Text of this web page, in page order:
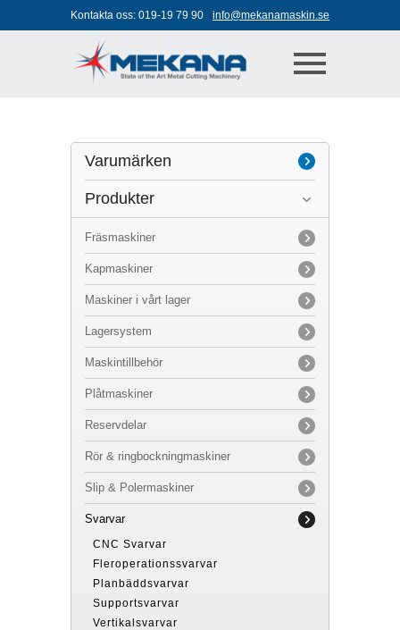
Jump to navigation
Kontakta oss: 019-19 79 90 info@mekanamaskin.se
Varumärken
Axile
Biglia
Kasto
Microcut
MTE
Niigata
Övriga varumärken
Produkter
Fräsmaskiner
Kapmaskiner
Maskiner i vårt lager
Lagersystem
Maskintillbehör
Plåtmaskiner
Reservdelar
Rör & ringbockningmaskiner
Slip & Polermaskiner
Svarvar
CNC Svarvar
Fleroperationssvarvar
Planbäddsvarvar
Supportsvarvar
Vertikalsvarvar